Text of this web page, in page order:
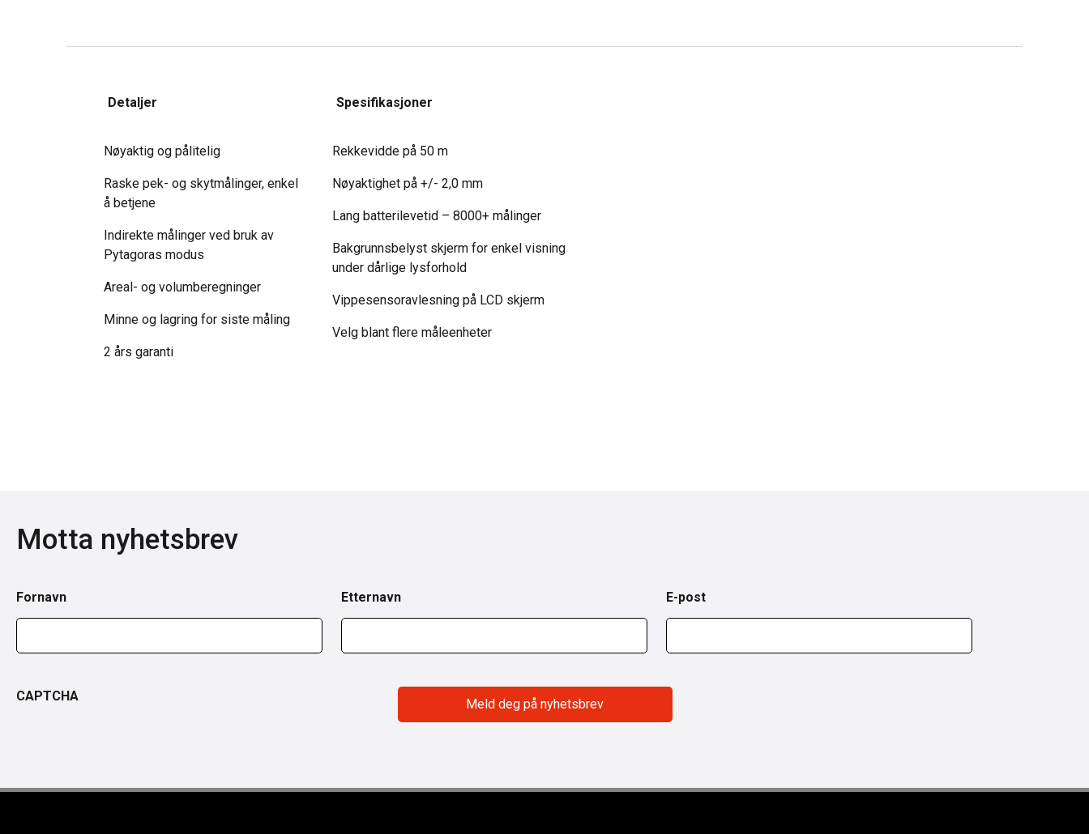
Detaljer
Nøyaktig og pålitelig
Raske pek- og skytmålinger, enkel
å betjene
Indirekte målinger ved bruk av
Pytagoras modus
Areal- og volumberegninger
Minne og lagring for siste måling
2 års garanti
Spesifikasjoner
Rekkevidde på 50 m
Nøyaktighet på +/- 2,0 mm
Lang batterilevetid – 8000+ målinger
Bakgrunnsbelyst skjerm for enkel visning
under dårlige lysforhold
Vippesensoravlesning på LCD skjerm
Velg blant flere måleenheter
Motta nyhetsbrev
Fornavn Etternavn E-post
CAPTCHA